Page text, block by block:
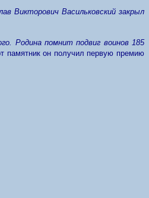
Викторович Васильковский закрыл
Родина помнит подвиг воинов 185
памятник он получил первую премию